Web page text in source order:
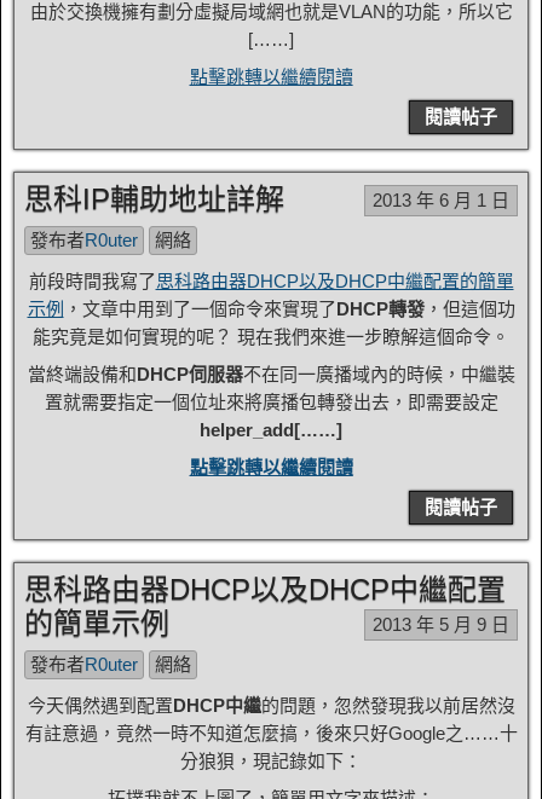
由於交換機擁有劃分虛擬局域網也就是VLAN的功能，所以它
[……]
點擊跳轉以繼續閱讀
閱讀帖子
思科IP輔助地址詳解
2013 年 6 月 1 日
發布者R0uter
網絡
前段時間我寫了思科路由器DHCP以及DHCP中繼配置的簡單
示例 ，文章中用到了一個命令來實現了DHCP轉發，但這個功
能究竟是如何實現的呢？ 現在我們來進一步瞭解這個命令。
當終端設備和DHCP伺服器不在同一廣播域內的時候，中繼裝
置就需要指定一個位址來將廣播包轉發出去，即需要設定
helper_add[……]
點擊跳轉以繼續閱讀
閱讀帖子
思科路由器DHCP以及DHCP中繼配置
的簡單示例
2013 年 5 月 9 日
發布者R0uter
網絡
今天偶然遇到配置DHCP中繼的問題，忽然發現我以前居然沒
有註意過，竟然一時不知道怎麼搞，後來只好Google之……十
分狼狽，現記錄如下：